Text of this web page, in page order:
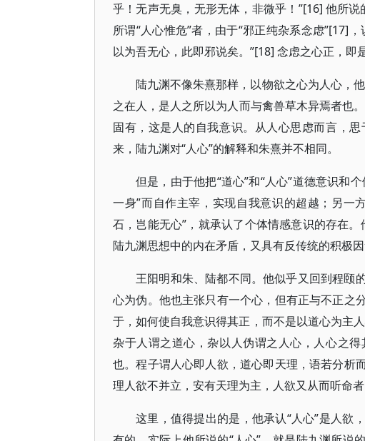
乎！无声无臭，无形无体，非微乎！”[16] 他所说
所谓“人心惟危”者，由于“邪正纯杂系念虑”[17]
以为吾无心，此即邪说矣。”[18] 念虑之心正，即
陆九渊不像朱熹那样，以物欲之心为人心，
之在人，是人之所以为人而与禽兽草木异焉者也
固有，这是人的自我意识。从人心思虑而言，
来，陆九渊对“人心”的解释和朱熹并不相同。
但是，由于他把“道心”和“人心”道德意识和
一身”而自作主宰，实现自我意识的超越；另一
石，岂能无心”，就承认了个体情感意识的存在
陆九渊思想中的内在矛盾，又具有反传统的积极因
王阳明和朱、陆都不同。他似乎又回到程颐
心为伪。他也主张只有一个心，但有正与不正之
于，如何使自我意识得其正，而不是以道心为主
杂于人谓之道心，杂以人伪谓之人心，人心之
也。程子谓人心即人欲，道心即天理，语若分析
理人欲不并立，安有天理为主，人欲又从而听命
这里，值得提出的是，他承认“人心”是人欲